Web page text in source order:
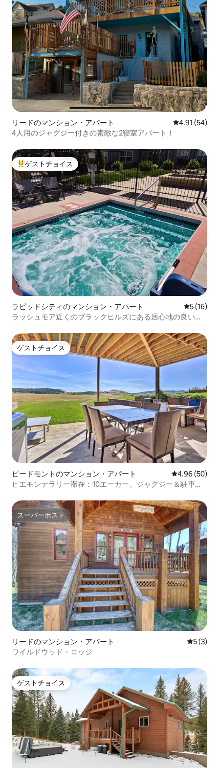
リードのマンション・アパート レビュー54
4.91 (54)
4人用のジャグジー付きの素敵な2寝室アパート！
大好評のゲストチョイスです。
ゲストチョイス
ラピッドシティのマンション・アパート レビュー
5 (16)
ラッシュモア近くのブラックヒルズにある居心地の良い隠
ゲストチョイス
ゲストチョイス
ピードモントのマンション・アパート レビュー50
4.96 (50)
ピエモンテラリー滞在：10エーカー、ジャグジー＆駐車場
スーパーホスト
スーパーホスト
リードのマンション・アパート レビュー
5 (3)
ワイルドウッド・ロッジ
ゲストチョイス
ゲストチョイス